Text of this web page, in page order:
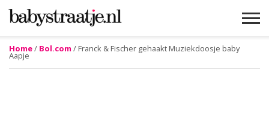
Home/ Bol.com / Franck & Fischer gehaakt Muziekdoosje baby
Aapje